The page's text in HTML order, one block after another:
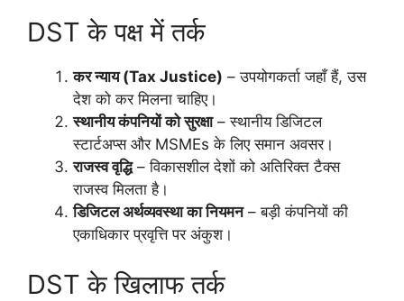
DST के पक्ष में तर्क
कर न्याय (Tax Justice) – उपयोगकर्ता जहाँ हैं, उस
देश को कर मिलना चाहिए।
स्थानीय कंपनियों को सुरक्षा– स्थानीय डिजिटल
स्टार्टअप्स और MSMEs के लिए समान अवसर।
राजस्व वृद्धि– विकासशील देशों को अतिरिक्त टैक्स
राजस्व मिलता है।
डिजिटल अर्थव्यवस्था का नियमन– बड़ी कंपनियों की
एकाधिकार प्रवृत्ति पर अंकुश।
DST के खिलाफ तर्क